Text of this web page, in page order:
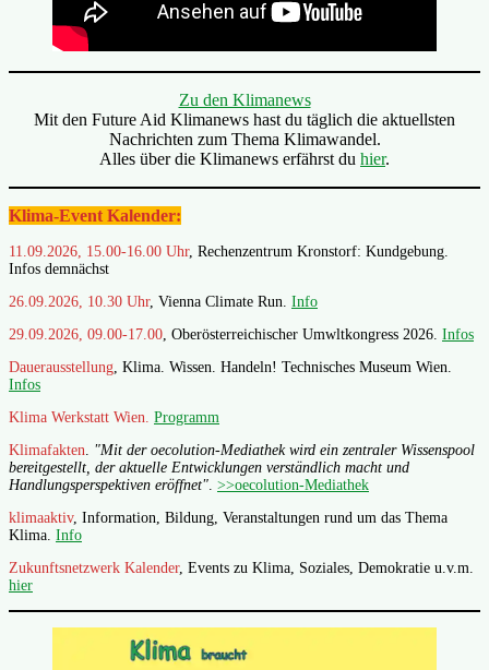
Zu den Klimanews
Mit den Future Aid Klimanews hast du täglich die aktuellsten
Nachrichten zum Thema Klimawandel.
Alles über die Klimanews erfährst du hier.
Klima-Event Kalender:
11.09.2026, 15.00-16.00 Uhr, Rechenzentrum Kronstorf: Kundgebung.
Infos demnächst
26.09.2026, 10.30 Uhr, Vienna Climate Run. Info
29.09.2026, 09.00-17.00 , Oberösterreichischer Umwltkongress 2026. Infos
Dauerausstellung , Klima. Wissen. Handeln! Technisches Museum Wien.
Infos
Klima Werkstatt Wien. Programm
Klimafakten
"Mit der oecolution-Mediathek wird ein zentraler Wissenspool
bereitgestellt, der aktuelle Entwicklungen verständlich macht und
Handlungsperspektiven eröffnet" >>oecolution-Mediathek
klimaaktiv, Information, Bildung, Veranstaltungen rund um das Thema
Klima. Info
Zukunftsnetzwerk Kalender, Events zu Klima, Soziales, Demokratie u.v.m.
hier